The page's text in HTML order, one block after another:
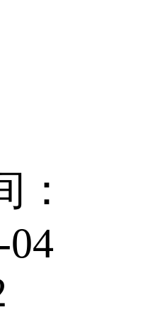
：
04